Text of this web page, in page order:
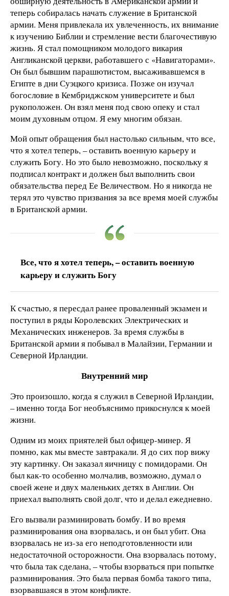
теперь собиралась начать служение в Британской
армии. Меня привлекала их увлеченность, их внимание
к изучению Библии и стремление вести благочестивую
жизнь. Я стал помощником молодого викария
Англиканской церкви, работавшего с «Навигаторами».
Он был бывшим парашютистом, высаживавшемся в
Египте в дни Суэцкого кризиса. Позже он изучал
богословие в Кембриджском университете и был
рукоположен. Он взял меня под свою опеку и стал
моим духовным отцом. Я ему многим обязан.
Мой опыт обращения был настолько сильным, что все,
что я хотел теперь, – оставить военную карьеру и
служить Богу. Но это было невозможно, поскольку я
подписал контракт и должен был выполнить свои
обязательства перед Ее Величеством. Но я никогда не
терял это чувство призвания за все время моей службы
в Британской армии.
Все, что я хотел теперь, – оставить военную
карьеру и служить Богу
К счастью, я пересдал ранее проваленный экзамен и
поступил в ряды Королевских Электрических и
Механических инженеров. За время службы в
Британской армии я побывал в Малайзии, Германии и
Северной Ирландии.
Внутренний мир
Это произошло, когда я служил в Северной Ирландии,
– именно тогда Бог необъяснимо прикоснулся к моей
жизни.
Одним из моих приятелей был офицер-минер. Я
помню, как мы вместе завтракали. Я до сих пор вижу
эту картинку. Он заказал яичницу с помидорами. Он
был как-то особенно молчалив, возможно, думал о
своей жене и двух маленьких детях в Англии. Он
приехал выполнять свой долг, что и делал ежедневно.
Его вызвали разминировать бомбу. И во время
разминирования она взорвалась, и он был убит. Она
взорвалась не из-за его неподготовленности или
недостаточной осторожности. Она взорвалась потому,
что была так сделана, – чтобы взорваться при попытке
разминирования. Это была первая бомба такого типа,
взорвавшаяся в этом конфликте.